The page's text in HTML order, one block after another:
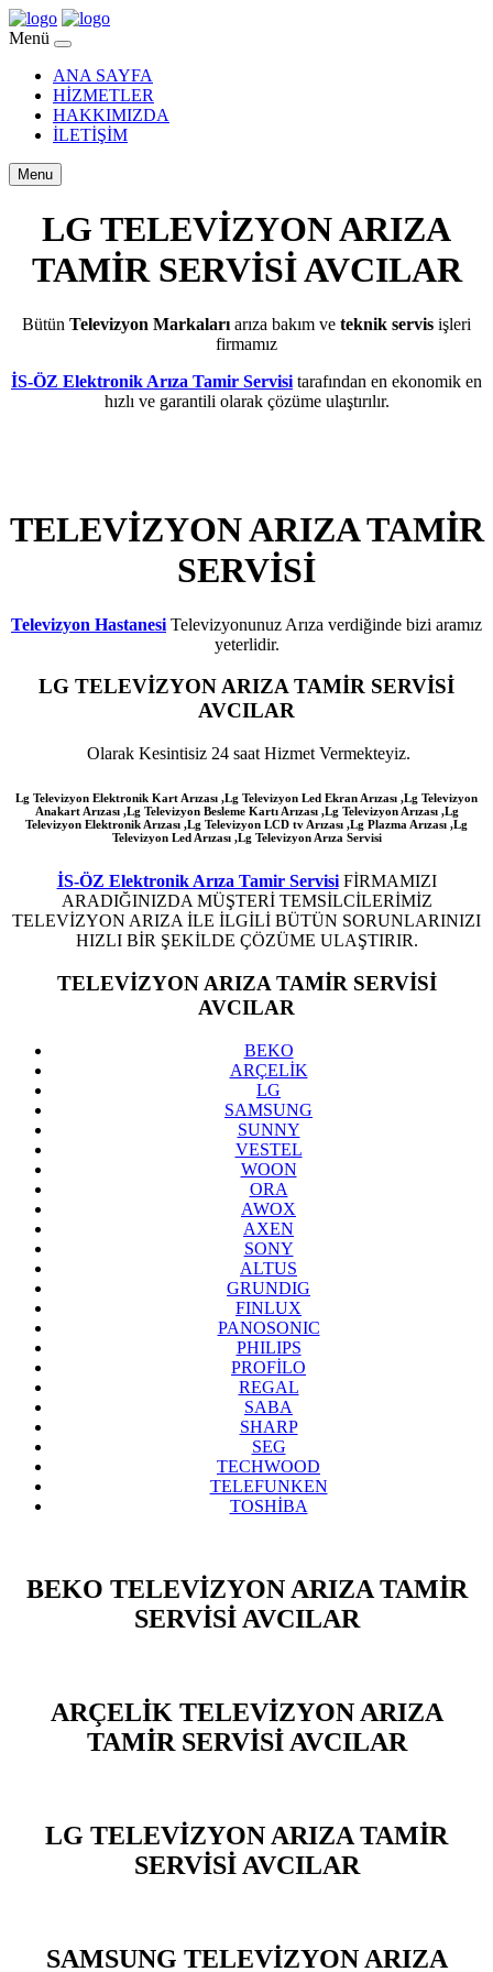
Menü
ANA SAYFA
HİZMETLER
HAKKIMIZDA
İLETİŞİM
Menu
LG TELEVİZYON ARIZA
TAMİR SERVİSİ AVCILAR
Bütün Televizyon Markaları arıza bakım ve teknik servis işleri
firmamız
İS-ÖZ Elektronik Arıza Tamir Servisi tarafından en ekonomik en
hızlı ve garantili olarak çözüme ulaştırılır.
TELEVİZYON ARIZA TAMİR
SERVİSİ
Televizyon Hastanesi Televizyonunuz Arıza verdiğinde bizi aramız
yeterlidir.
LG TELEVİZYON ARIZA TAMİR SERVİSİ
AVCILAR
Olarak Kesintisiz 24 saat Hizmet Vermekteyiz.
Lg Televizyon Elektronik Kart Arızası ,Lg Televizyon Led Ekran Arızası ,Lg Televizyon
Anakart Arızası ,Lg Televizyon Besleme Kartı Arızası ,Lg Televizyon Arızası ,Lg
Televizyon Elektronik Arızası ,Lg Televizyon LCD tv Arızası ,Lg Plazma Arızası ,Lg
Televizyon Led Arızası,Lg Televizyon Arıza Servisi
İS-ÖZ Elektronik Arıza Tamir ServisiFİRMAMIZI
ARADIĞINIZDA MÜŞTERİ TEMSİLCİLERİMİZ
TELEVİZYON ARIZA İLE İLGİLİ BÜTÜN SORUNLARINIZI
HIZLI BİR ŞEKİLDE ÇÖZÜME ULAŞTIRIR.
TELEVİZYON ARIZA TAMİR SERVİSİ
AVCILAR
BEKO
ARÇELİK
LG
SAMSUNG
SUNNY
VESTEL
WOON
ORA
AWOX
AXEN
SONY
ALTUS
GRUNDIG
FINLUX
PANOSONIC
PHILIPS
PROFİLO
REGAL
SABA
SHARP
SEG
TECHWOOD
TELEFUNKEN
TOSHİBA
BEKO TELEVİZYON ARIZA TAMİR
SERVİSİ AVCILAR
ARÇELİK TELEVİZYON ARIZA
TAMİR SERVİSİ AVCILAR
LG TELEVİZYON ARIZA TAMİR
SERVİSİ AVCILAR
SAMSUNG TELEVİZYON ARIZA